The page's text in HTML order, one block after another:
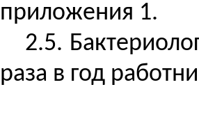
приложения 1.
2.5.
раза в год